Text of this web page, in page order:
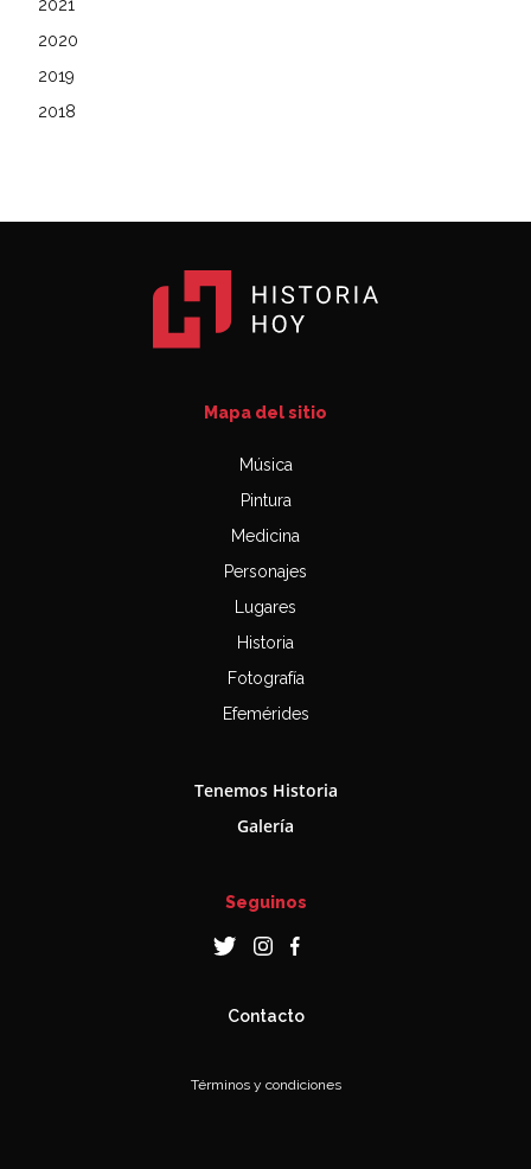
2021
2020
2019
2018
Mapa del sitio
Música
Pintura
Medicina
Personajes
Lugares
Historia
Fotografía
Efemérides
Tenemos Historia
Galería
Seguinos
Contacto
Términos y condiciones